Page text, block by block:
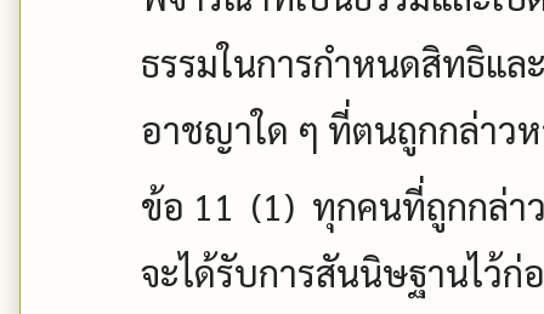
ธรรมในการกำหนดสิทธิแ
อาชญาใด ๆ ที่ตนถูกกล่าว
ข้อ 11 (1) ทุกคนที่ถูกกล่า
จะได้รับการสันนิษฐานไว้